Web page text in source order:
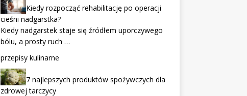
Kiedy rozpocząć rehabilitację po operacji
cieśni nadgarstka?
Kiedy nadgarstek staje się źródłem uporczywego
bólu, a prosty ruch …
przepisy kulinarne
7 najlepszych produktów spożywczych dla
zdrowej tarczycy